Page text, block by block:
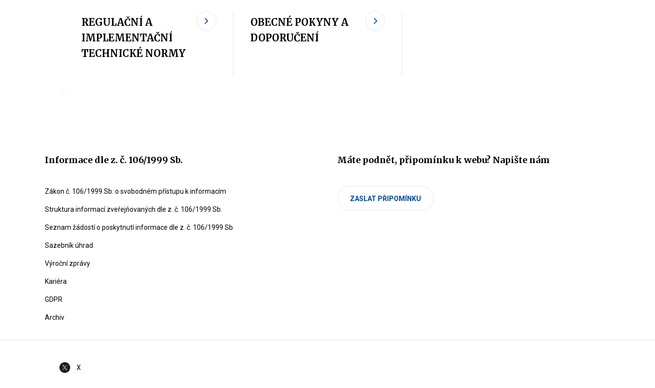
REGULAČNÍ A
IMPLEMENTAČNÍ
TECHNICKÉ NORMY
OBECNÉ POKYNY A
DOPORUČENÍ
Informace dle z. č. 106/1999 Sb.
Zákon č. 106/1999 Sb. o svobodném přístupu k informacím
Struktura informací zveřejňovaných dle z. č. 106/1999 Sb.
Seznam žádostí o poskytnutí informace dle z. č. 106/1999 Sb.
Sazebník úhrad
Výroční zprávy
Kariéra
GDPR
Archiv
Máte podnět, připomínku k webu? Napište nám
ZASLAT PŘIPOMÍNKU
X